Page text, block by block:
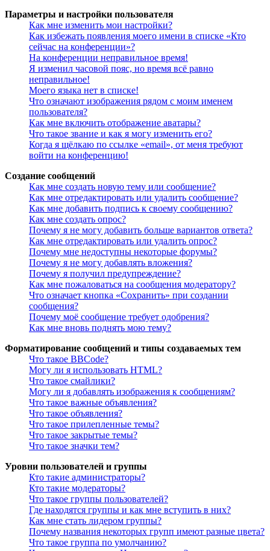
Параметры и настройки пользователя
Как мне изменить мои настройки?
Как избежать появления моего имени в списке «Кто
сейчас на конференции»?
На конференции неправильное время!
Я изменил часовой пояс, но время всё равно
неправильное!
Моего языка нет в списке!
Что означают изображения рядом с моим именем
пользователя?
Как мне включить отображение аватары?
Что такое звание и как я могу изменить его?
Когда я щёлкаю по ссылке «email», от меня требуют
войти на конференцию!
Создание сообщений
Как мне создать новую тему или сообщение?
Как мне отредактировать или удалить сообщение?
Как мне добавить подпись к своему сообщению?
Как мне создать опрос?
Почему я не могу добавить больше вариантов ответа?
Как мне отредактировать или удалить опрос?
Почему мне недоступны некоторые форумы?
Почему я не могу добавлять вложения?
Почему я получил предупреждение?
Как мне пожаловаться на сообщения модератору?
Что означает кнопка «Сохранить» при создании
сообщения?
Почему моё сообщение требует одобрения?
Как мне вновь поднять мою тему?
Форматирование сообщений и типы создаваемых тем
Что такое BBCode?
Могу ли я использовать HTML?
Что такое смайлики?
Могу ли я добавлять изображения к сообщениям?
Что такое важные объявления?
Что такое объявления?
Что такое прилепленные темы?
Что такое закрытые темы?
Что такое значки тем?
Уровни пользователей и группы
Кто такие администраторы?
Кто такие модераторы?
Что такое группы пользователей?
Где находятся группы и как мне вступить в них?
Как мне стать лидером группы?
Почему названия некоторых групп имеют разные цвета?
Что такое группа по умолчанию?